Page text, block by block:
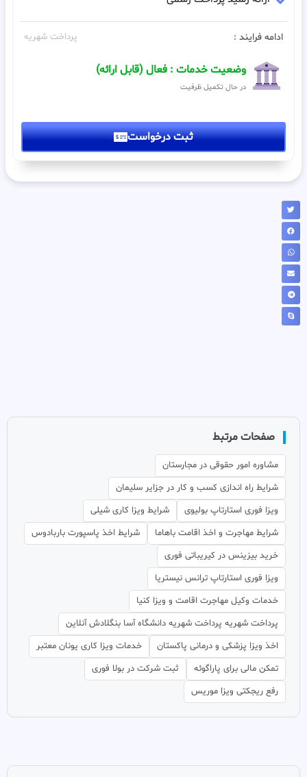
ادامه فرایند : پرداخت شهریه
وضعیت خدمات : فعال (قابل ارائه)
در حال تکمیل ظرفیت
ثبت درخواست
صفحات مرتبط
مشاوره امور حقوقی در مجارستان
شرایط راه اندازی کسب و کار در جزایر سلیمان
ویزا فوری استارتاپ بولیوی
شرایط ویزا کاری شیلی
شرایط مهاجرت و اخذ اقامت باهاما
شرایط اخذ پاسپورت باربادوس
خرید بیزینس در کیریباتی فوری
ویزا فوری استارتاپ ترانس نیستریا
خدمات وکیل مهاجرت اقامت و ویزا کنیا
پرداخت شهریه پرداخت شهریه دانشگاه آسا بنگلادش آنلاین
اخذ ویزا پزشکی و درمانی پاکستان
خدمات ویزا کاری یونان معتبر
تمکن مالی برای پاراگوئه
ثبت شرکت در بولا فوری
رفع ریجکتی ویزا موریس